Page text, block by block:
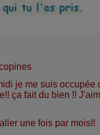
je me suis occupée
ça fait du bien !!
une fois par mois!!